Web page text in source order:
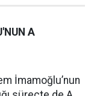
A
İmamoğlu’nun